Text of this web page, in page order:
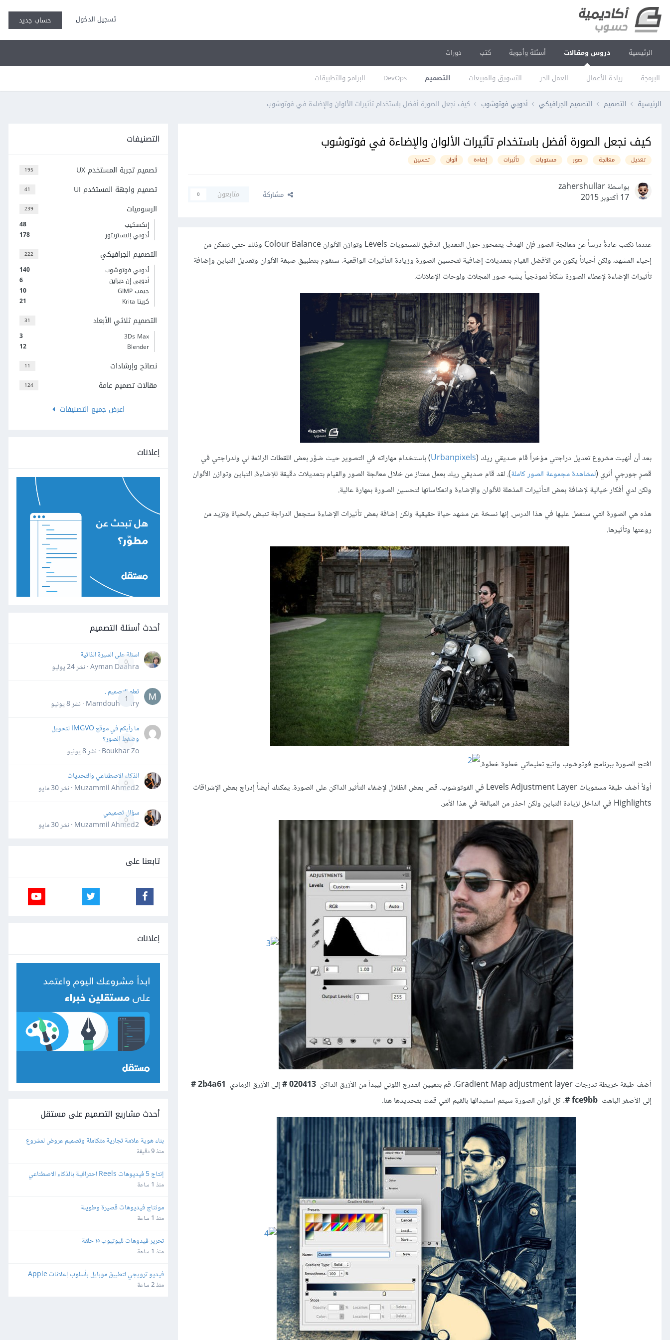
تسجيل الدخول حساب جديد
الرئيسية دروس ومقالات
البرمجة ريادة الأعمال العمل الحر التسويق والمبيعات التصميم DevOps البرامج والتطبيقات
أسئلة وأجوبة كتب دورات
الرئيسية التصميم التصميم الجرافيكي أدوبي فوتوشوب كيف نجعل الصورة أفضل باستخدام تأثيرات الألوان والإضاءة في فوتوشوب
كيف نجعل الصورة أفضل باستخدام تأثيرات الألوان والإضاءة في فوتوشوب
تعديل معالجة صور مستويات تأثيرات إضاءة ألوان تحسين
بواسطة zahershullar
17 أكتوبر 2015
مشاركة متابعون 0
عندما نكتب عادةً درساً عن معالجة الصور فإن الهدف يتمحور حول التعديل الدقيق للمستويات Levels وتوازن الألوان Colour Balance وذلك حتى نتمكن من
إحياء المشهد، ولكن أحياناً يكون من الأفضل القيام بتعديلات إضافية لتحسين الصورة وزيادة التأثيرات الواقعية. سنقوم بتطبيق صبغة الألوان وتعديل التباين وإضافة
تأثيرات الإضاءة لإعطاء الصورة شكلاً نموذجياً يشبه صور المجلات ولوحات الإعلانات.
بعد أن أنهيت مشروع تعديل دراجتي مؤخراً قام صديقي ريك (Urbanpixels) باستخدام مهاراته في التصوير حيث صَوَّر بعض اللقطات الرائعة لي ولدراجتي في
قصرٍ جورجيٍ أثري (لمشاهدة مجموعة الصور كاملة). لقد قام صديقي ريك بعمل ممتاز من خلال معالجة الصور والقيام بتعديلات دقيقة للإضاءة، التباين وتوازن الألوان
ولكن لدي أفكار خيالية لإضافة بعض التأثيرات المذهلة للألوان والإضاءة وانعكاساتها لتحسين الصورة بمهارة عالية.
هذه هي الصورة التي سنعمل عليها في هذا الدرس. إنها نسخة عن مشهد حياة حقيقية ولكن إضافة بعض تأثيرات الإضاءة ستجعل الدراجة تنبض بالحياة وتزيد من
روعتها وتأثيرها.
افتح الصورة ببرنامج فوتوشوب واتبع تعليماتي خطوة خطوة.
أولاً أضف طبقة مستويات Levels Adjustment Layer في الفوتوشوب. قص بعض الظلال لإضفاء التأثير الداكن على الصورة. يمكنك أيضاً إدراج بعض الإشراقات
Highlights في الداخل لزيادة التباين ولكن احذر من المبالغة في هذا الأمر.
أضف طبقة خريطة تدرجات Gradient Map adjustment layer. قم بتعيين التدرج اللوني ليبدأ من الأزرق الداكن 020413 # إلى الأزرق الرمادي
إلى الأصفر الباهت fce9bb # . كل ألوان الصورة سيتم استبدالها بالقيم التي قمت بتحديدها هنا.
التصنيفات
195 تصميم تجربة المستخدم UX
41 تصميم واجهة المستخدم UI
239 الرسوميات
48
إنكسكيب
178
أدوبي إليستريتور
222 التصميم الجرافيكي
140
أدوبي فوتوشوب
6
أدوبي إن ديزاين
10
جيمب GIMP
21
كريتا Krita
31 التصميم ثلاثي الأبعاد
3
3Ds Max
12
Blender
11 نصائح وإرشادات
124
مقالات تصميم عامة
اعرض جميع التصنيفات
إعلانات
أحدث أسئلة التصميم
0
اسئلة على السيرة الذاتية
Ayman Daahra · نشر
24 يوليو
1
تعلم التصميم .
Mamdouh Khiry · نشر
8 يونيو
0
ما رأيكم في موقع IMGVO لتحويل
وضغط الصور؟
Boukhar Zo · نشر
8 يونيو
0
الذكاء الاصطناعي والتحديات
Muzammil Ahmed2 · نشر
30 مايو
0
سؤال تصميمي
Muzammil Ahmed2 · نشر
30 مايو
تابعنا على
إعلانات
أحدث مشاريع التصميم على مستقل
نادي بادل
منذ 9 دقيقة
لمنصة LumaPro
منذ 1 ساعة
مونتاج فيديوهات قصيرة وطويلة
منذ 1 ساعة
تحرير فيدوهات لليوتيوب ١٥ حلقة
منذ 1 ساعة
وقصاصات إعلانية قصيرة
منذ 2 ساعة